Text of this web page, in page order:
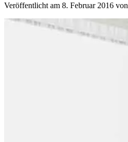
Veröffentlicht am 8. Februar 2016 von